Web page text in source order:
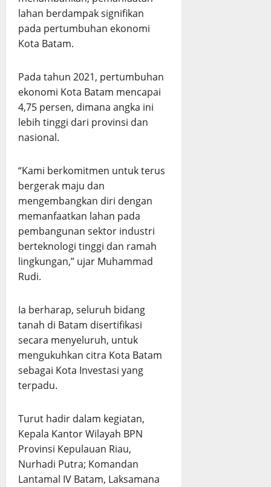
lahan berdampak signifikan
pada pertumbuhan ekonomi
Kota Batam.
Pada tahun 2021, pertumbuhan
ekonomi Kota Batam mencapai
4,75 persen, dimana angka ini
lebih tinggi dari provinsi dan
nasional.
“Kami berkomitmen untuk terus
bergerak maju dan
mengembangkan diri dengan
memanfaatkan lahan pada
pembangunan sektor industri
berteknologi tinggi dan ramah
lingkungan,” ujar Muhammad
Rudi.
Ia berharap, seluruh bidang
tanah di Batam disertifikasi
secara menyeluruh, untuk
mengukuhkan citra Kota Batam
sebagai Kota Investasi yang
terpadu.
Turut hadir dalam kegiatan,
Kepala Kantor Wilayah BPN
Provinsi Kepulauan Riau,
Nurhadi Putra; Komandan
Lantamal IV Batam, Laksamana